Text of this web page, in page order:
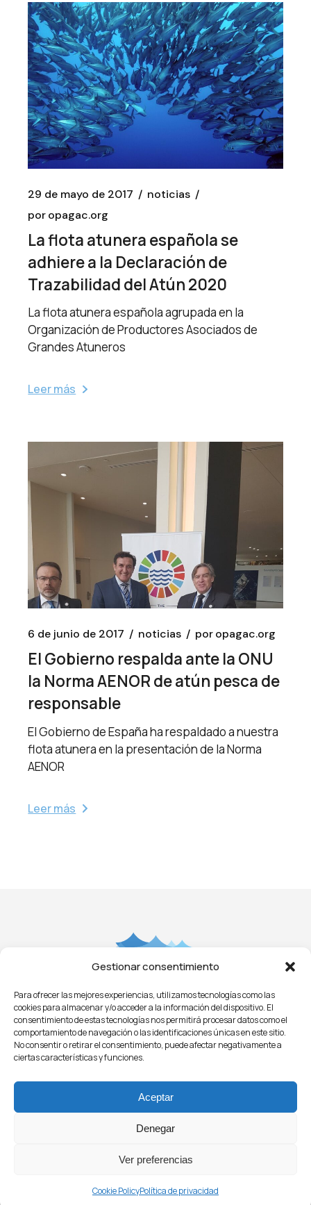
Gestionar consentimiento
Para ofrecer las mejores experiencias, utilizamos tecnologías como las
cookies para almacenar y/o acceder a la información del dispositivo. El
consentimiento de estas tecnologías nos permitirá procesar datos como el
comportamiento de navegación o las identificaciones únicas en este sitio.
No consentir o retirar el consentimiento, puede afectar negativamente a
ciertas características y funciones.
Aceptar
Denegar
Ver preferencias
Cookie PolicyPolítica de privacidad
29 de mayo de 2017
noticias
poropagac.org
La flota atunera española se
adhiere a la Declaración de
Trazabilidad del Atún 2020
La flota atunera española agrupada en la
Organización de Productores Asociados de
Grandes Atuneros
Leer más
6 de junio de 2017 noticias poropagac.org
El Gobierno respalda ante la ONU
la Norma AENOR de atún pesca de
responsable
El Gobierno de España ha respaldado a nuestra
flota atunera en la presentación de la Norma
AENOR
Leer más
Aviso LegalPrivacidadCookiesCondiciones
Licitaciones ㅤㅤNoticias
© 2021 - O.P.A.G.A.C.
Atuneros Congeladores